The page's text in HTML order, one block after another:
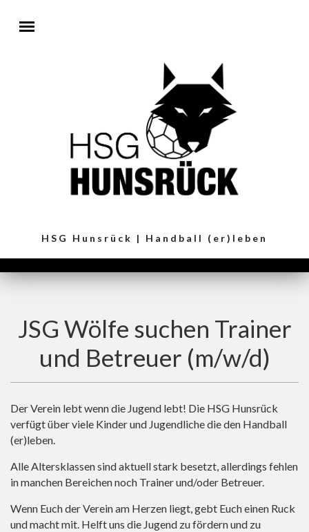
HSG Hunsrück | Handball (er)leben
JSG Wölfe suchen Trainer
und Betreuer (m/w/d)
Der Verein lebt wenn die Jugend lebt! Die HSG Hunsrück
verfügt über viele Kinder und Jugendliche die den Handball
(er)leben.
Alle Altersklassen sind aktuell stark besetzt, allerdings fehlen
in manchen Bereichen noch Trainer und/oder Betreuer.
Wenn Euch der Verein am Herzen liegt, gebt Euch einen Ruck
und macht mit. Helft uns die Jugend zu fördern und zu